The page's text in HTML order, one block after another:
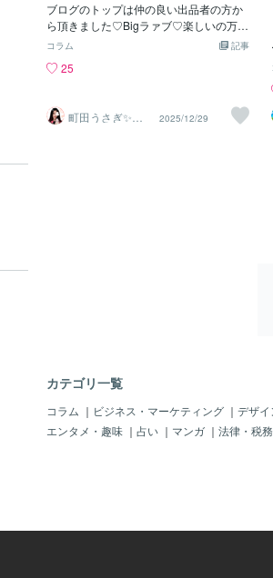
ブログのトップは仲の良い出品者の方か
ら頂きました♡Bigラァブ♡楽しいの万
博！ウサギュィ～ランドの支配人 普通に
(#^^#) ウサギュィ〜ランドのご案内です
んな遊びに来てね♡ ✦…━━━…✦…━
━━…✦…━━━…✦…━━━…✦前回の
て！！！自作！！見てぇ！！！友人のボ
参加。メイド服のコスプレでほぼロボ子
になった町田インフルだと聞いた妹が買
なたの”なんかよくわかんないけど楽し
記事
コラム
25
町田うさぎ✨閃
光の幸せ届け人
2025/12/29
カテゴリ一覧
コラム ｜ ビジネス・マーケティング ｜ デザイ
エンタメ・趣味 ｜ 占い ｜ マンガ ｜ 法律・税